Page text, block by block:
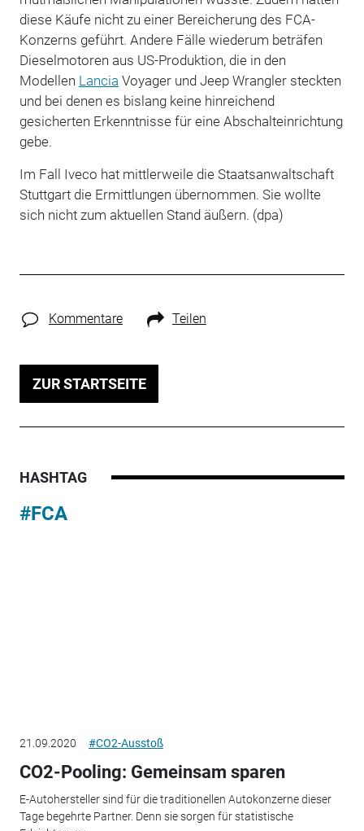
diese Käufe nicht zu einer Bereicherung des FCA-
Konzerns geführt. Andere Fälle wiederum beträfen
Dieselmotoren aus US-Produktion, die in den
Modellen Lancia Voyager und Jeep Wrangler steckten
und bei denen es bislang keine hinreichend
gesicherten Erkenntnisse für eine Abschalteinrichtung
gebe.
Im Fall Iveco hat mittlerweile die Staatsanwaltschaft
Stuttgart die Ermittlungen übernommen. Sie wollte
sich nicht zum aktuellen Stand äußern. (dpa)
Kommentare Teilen
ZUR STARTSEITE
HASHTAG
#FCA
21.09.2020 #CO2-Ausstoß
CO2-Pooling: Gemeinsam sparen
E-Autohersteller sind für die traditionellen Autokonzerne dieser
Tage begehrte Partner. Denn sie sorgen für statistische